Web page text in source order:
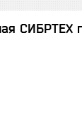
СИБРТЕХ